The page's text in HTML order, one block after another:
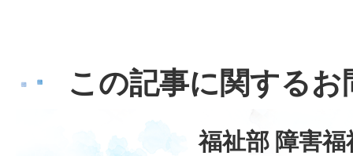
この記事に関する
福祉部 障害福